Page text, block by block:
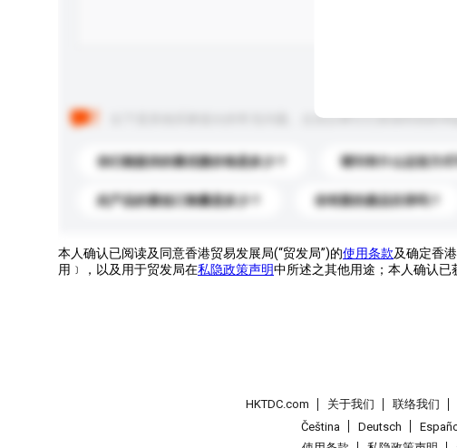
以下是其他买家提出的常见问题。点击以将它们添加到你的询
你们能提供的最优惠价格是多少？ 请问有什么运送方式
此产品的最低订购量是多少？ 你有新的產品目录吗？
本人确认已阅读及同意香港贸易发展局(“贸发局”)的使用条款及确定香
用﹞，以及用于贸发局在私隐政策声明中所述之其他用途；本人确认已
HKTDC.com 关于我们 联络我们
Čeština
Deutsch